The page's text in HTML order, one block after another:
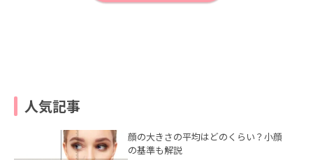
人気記事
顔の大きさの平均はどのくらい？小顔
の基準も解説